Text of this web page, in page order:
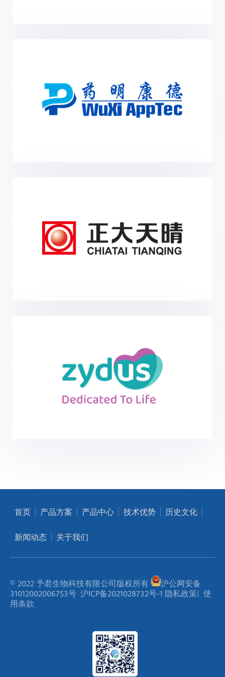
首页 产品方案 产品中心 技术优势 历史文化
新闻动态 关于我们
© 2022 予君生物科技有限公司版权所有
沪公网安备
31012002006753号 沪ICP备2021028732号-1 隐私政策| 使
用条款